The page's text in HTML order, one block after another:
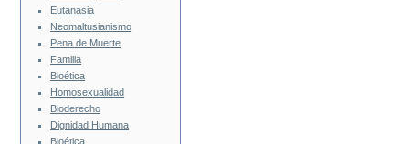
Eutanasia
Neomaltusianismo
Pena de Muerte
Familia
Bioética
Homosexualidad
Bioderecho
Dignidad Humana
Bioética